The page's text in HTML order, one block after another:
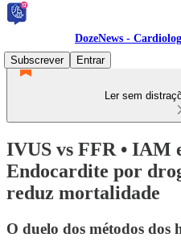
DozeNews -
Subscrever
Entrar
Ler sem
IVUS vs FFR • IAM
Endocardite por
reduz mortalidade
O duelo dos métodos dos